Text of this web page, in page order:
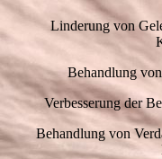
Linderung von
Behandlung
Verbesserung der
Behandlung von